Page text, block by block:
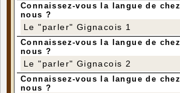
Connaissez-vous la langue de chez
nous ?
Le "parler" Gignacois 1
Connaissez-vous la langue de chez
nous ?
Le "parler" Gignacois 2
Connaissez-vous la langue de chez
nous ?